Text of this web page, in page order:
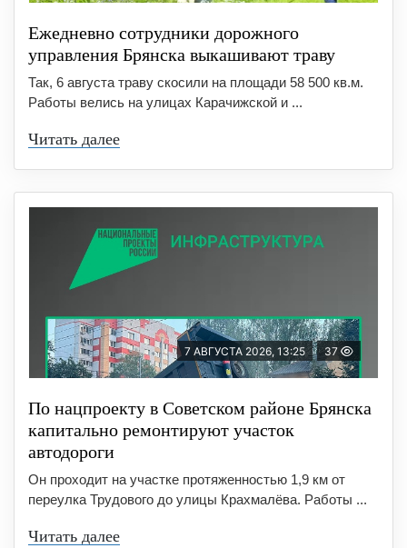
Ежедневно сотрудники дорожного
управления Брянска выкашивают траву
Так, 6 августа траву скосили на площади 58 500 кв.м.
Работы велись на улицах Карачижской и ...
Читать далее
7 АВГУСТА 2026, 13:25 37
По нацпроекту в Советском районе Брянска
капитально ремонтируют участок
автодороги
Он проходит на участке протяженностью 1,9 км от
переулка Трудового до улицы Крахмалёва. Работы ...
Читать далее